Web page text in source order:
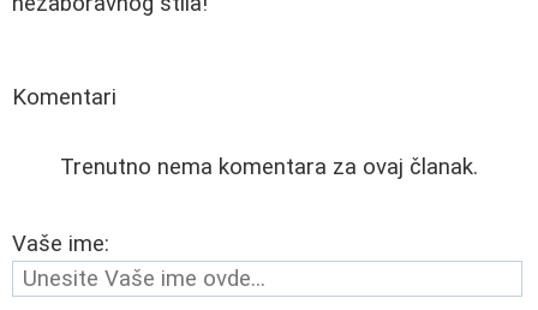
Komentari
Trenutno nema komentara za ovaj članak.
Vaše ime: